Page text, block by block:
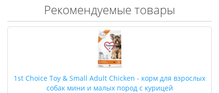
Рекомендуемые товары
1st Choice Toy & Small Adult Chicken - корм для взрослых
собак мини и малых пород с курицей